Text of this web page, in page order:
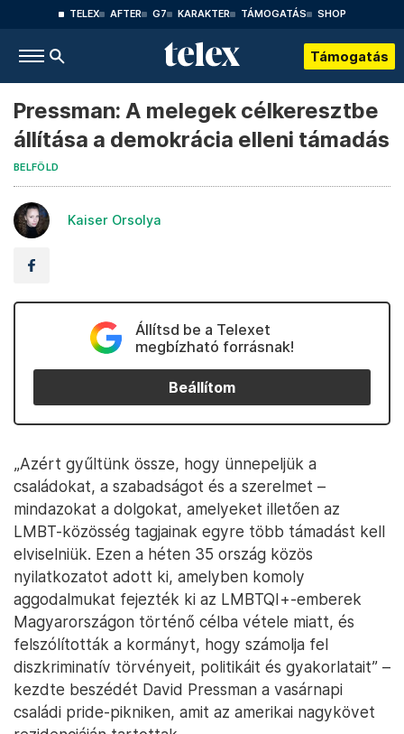
TELEX AFTER G7 KARAKTER TÁMOGATÁS SHOP
Támogatás
Pressman: A melegek célkeresztbe
állítása a demokrácia elleni támadás
BELFÖLD
Kaiser Orsolya
Állítsd be a Telexet
megbízható forrásnak!
Beállítom
„Azért gyűltünk össze, hogy ünnepeljük a
családokat, a szabadságot és a szerelmet –
mindazokat a dolgokat, amelyeket illetően az
LMBT-közösség tagjainak egyre több támadást kell
elviselniük. Ezen a héten 35 ország közös
nyilatkozatot adott ki, amelyben komoly
aggodalmukat fejezték ki az LMBTQI+-emberek
Magyarországon történő célba vétele miatt, és
felszólították a kormányt, hogy számolja fel
diszkriminatív törvényeit, politikáit és gyakorlatait” –
kezdte beszédét David Pressman a vasárnapi
családi pride-pikniken, amit az amerikai nagykövet